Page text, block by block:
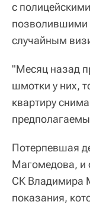
с
позволившими
случайным
"Месяц назад
шмотки у них,
квартиру
Потерпевшая
Магомедова, и
СК Владимира
показания,